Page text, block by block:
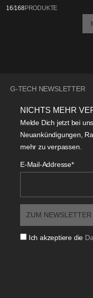
16/168PRODUKTE
G-TECH NEWSLETTER
NICHTS MEHR
Melde Dich jetzt bei
Neuankündigungen,
mehr zu verpassen.
E-Mail-Addresse*
Ich akzeptiere die